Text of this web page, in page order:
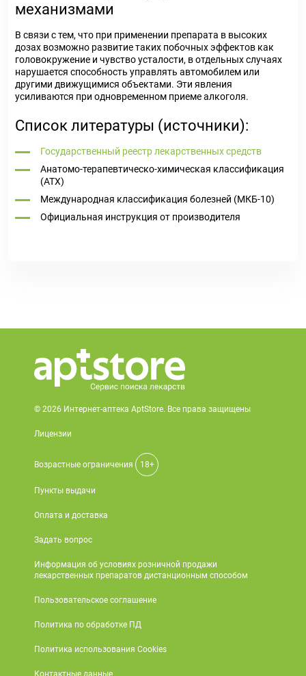
механизмами
В связи с тем, что при применении препарата в высоких
дозах возможно развитие таких побочных эффектов как
головокружение и чувство усталости, в отдельных случаях
нарушается способность управлять автомобилем или
другими движущимися объектами. Эти явления
усиливаются при одновременном приеме алкоголя.
Список литературы (источники):
Государственный реестр лекарственных средств
Анатомо-терапевтическо-химическая классификация
(ATX)
Международная классификация болезней (МКБ-10)
Официальная инструкция от производителя
© 2026 Интернет-аптека AptStore. Все права защищены
Лицензии
Возрастные ограничения 18+
Пункты выдачи
Оплата и доставка
Задать вопрос
Информация об условиях розничной продажи
лекарственных препаратов дистанционным способом
Пользовательское соглашение
Политика по обработке ПД
Политика использования Cookies
Контактные данные